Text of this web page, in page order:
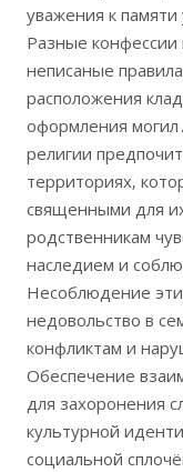
уважения к
Разные конфессии
неписаные
расположения
оформления
религии
территориях‚
священными для
родственникам
наследием и
Несоблюдение
недовольство в
конфликтам и
Обеспечение
для захоронения
культурной
социальной